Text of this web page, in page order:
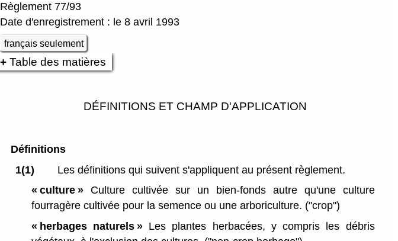
Règlement 77/93
Date d'enregistrement : le 8 avril 1993
français seulement
Table des matières
DÉFINITIONS ET CHAMP D'APPLICATION
Définitions
1(1)
Les définitions qui suivent s'appliquent au présent règlement.
« culture »Culture cultivée sur un bien-fonds autre qu'une culture
fourragère cultivée pour la semence ou une arboriculture. ("crop")
« herbages naturels » Les plantes herbacées, y compris les débris